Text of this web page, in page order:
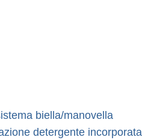
biella/manovella
detergente incorporata